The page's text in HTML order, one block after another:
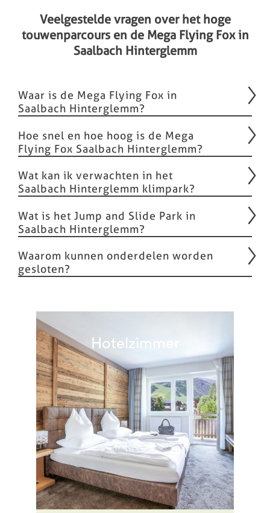
Veelgestelde vragen over het hoge
touwenparcours en de Mega Flying Fox in
Saalbach Hinterglemm
Waar is de Mega Flying Fox in
Saalbach Hinterglemm?
Hoe snel en hoe hoog is de Mega
Flying Fox Saalbach Hinterglemm?
Wat kan ik verwachten in het
Saalbach Hinterglemm klimpark?
Wat is het Jump and Slide Park in
Saalbach Hinterglemm?
Waarom kunnen onderdelen worden
gesloten?
Hotelzimmer